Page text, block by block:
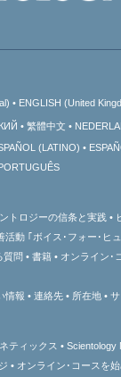
ENGLISH (United
繁體中文
(LATINO)
トロジーの信条と実践
活動 ｢ボイス･フォー･ヒ
質問 書籍 オンライン･
情報 連絡先 所在地
ティックス Scientology
オンライン･コースを